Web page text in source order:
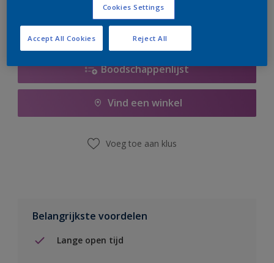
Boodschappenlijst
Vind een winkel
Voeg toe aan klus
Belangrijkste voordelen
Lange open tijd
Cookies Settings
Reject All
Accept All Cookies